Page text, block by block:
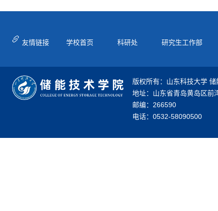
友情链接 学校首页 科研处 研究生工作部
版权所有：山东科技大学
地址：山东省青岛黄岛区前
邮编：266590
电话：0532-58090500